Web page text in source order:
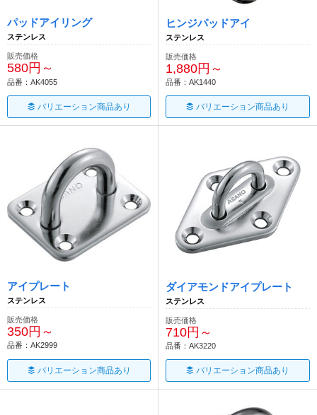
パッドアイリング
ステンレス
販売価格
580円～
品番：AK4055
バリエーション商品あり
ヒンジパッドアイ
ステンレス
販売価格
1,880円～
品番：AK1440
バリエーション商品あり
アイプレート
ステンレス
販売価格
350円～
品番：AK2999
バリエーション商品あり
ダイアモンドアイプレート
ステンレス
販売価格
710円～
品番：AK3220
バリエーション商品あり